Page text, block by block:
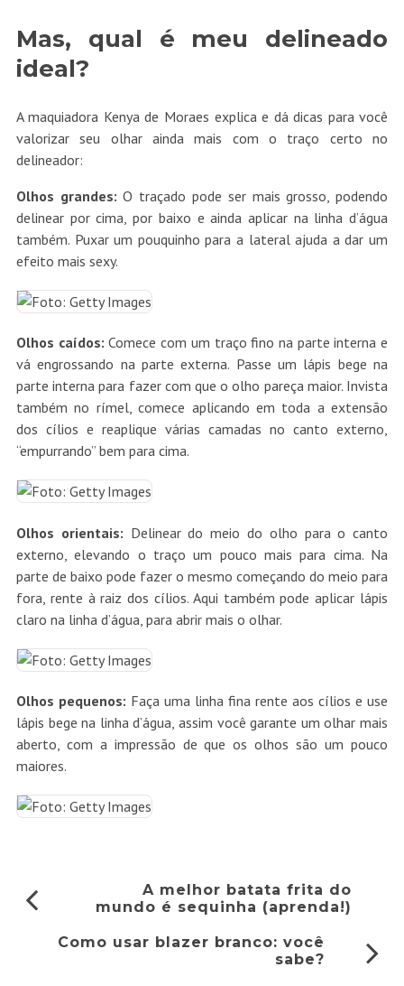
Mas, qual é meu delineado
ideal?
A maquiadora Kenya de Moraes explica e dá dicas para você
valorizar seu olhar ainda mais com o traço certo no
delineador:
Olhos grandes: O traçado pode ser mais grosso, podendo
delinear por cima, por baixo e ainda aplicar na linha d’água
também. Puxar um pouquinho para a lateral ajuda a dar um
efeito mais sexy.
Olhos caídos: Comece com um traço fino na parte interna e
vá engrossando na parte externa. Passe um lápis bege na
parte interna para fazer com que o olho pareça maior. Invista
também no rímel, comece aplicando em toda a extensão
dos cílios e reaplique várias camadas no canto externo,
“empurrando” bem para cima.
Olhos orientais: Delinear do meio do olho para o canto
externo, elevando o traço um pouco mais para cima. Na
parte de baixo pode fazer o mesmo começando do meio para
fora, rente à raiz dos cílios. Aqui também pode aplicar lápis
claro na linha d’água, para abrir mais o olhar.
Olhos pequenos: Faça uma linha fina rente aos cílios e use
lápis bege na linha d’água, assim você garante um olhar mais
aberto, com a impressão de que os olhos são um pouco
maiores.
A melhor batata frita do
mundo é sequinha (aprenda!)
Como usar blazer branco: você
sabe?